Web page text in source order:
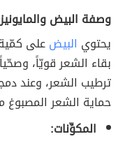
وصفة البيض والمايونيز
يحتوي البيضعلى
بقاء الشعر قويّاً،
ترطيب الشعر، وعند
حماية الشعر
المكوِّنات: